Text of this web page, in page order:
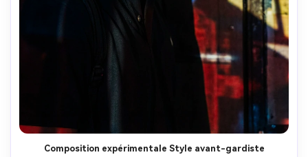
Composition expérimentale Style avant-gardiste